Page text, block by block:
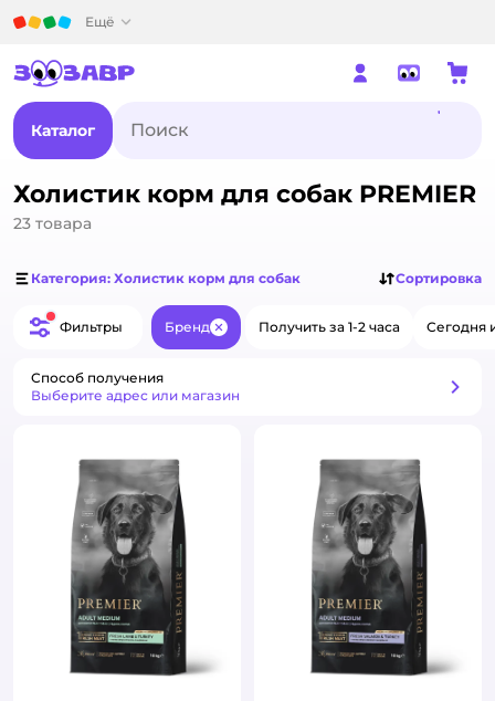
Ещё
Каталог
Холистик корм для собак PREMIER
23 товара
Категория: Холистик корм для собак Сортировка
Фильтры Бренд ЗакрытьПолучить за 1-2 часа Сегодня
Способ получения
Выберите адрес или магазин